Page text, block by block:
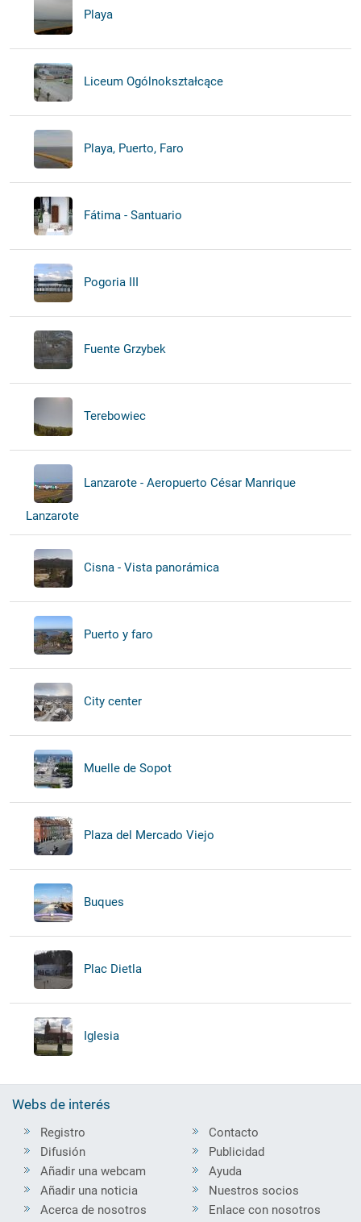
Playa
Liceum Ogólnokształcące
Playa, Puerto, Faro
Fátima - Santuario
Pogoria III
Fuente Grzybek
Terebowiec
Lanzarote - Aeropuerto César Manrique
Lanzarote
Cisna - Vista panorámica
Puerto y faro
City center
Muelle de Sopot
Plaza del Mercado Viejo
Buques
Plac Dietla
Iglesia
Webs de interés
Registro
Difusión
Añadir una webcam
Añadir una noticia
Acerca de nosotros
Contacto
Publicidad
Ayuda
Nuestros socios
Enlace con nosotros